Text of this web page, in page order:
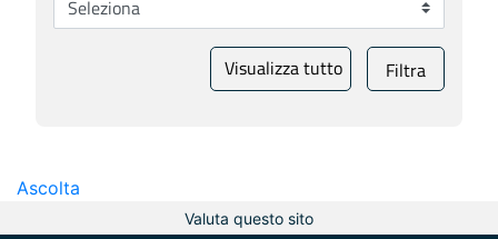
Visualizza tutto Filtra
Ascolta
Valuta questo sito